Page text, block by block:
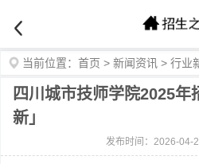
当前位置： 首页 > 新闻资讯 > 行业
四川城市技师学院2025年
新」
发布时间：2026-04-